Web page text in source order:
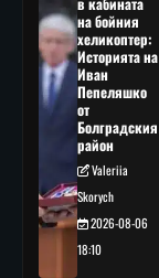
на бойния
хеликоптер:
Историята на
Иван
Пепеляшко
от
Болградския
район
Valeriia
Skorych
2026-08-06
18:10